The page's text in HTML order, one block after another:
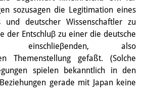
Conferences
sozusagen die Legitimation eines
und deutscher Wissenschaftler zu
der Entschluβ zu einer die deutsche
einschlieβenden, also
Themenstellung gefaßt. (Solche
spielen bekanntlich in den
gerade mit Japan keine